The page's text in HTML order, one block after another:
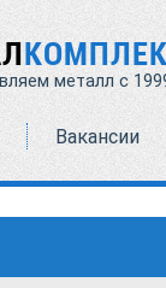
металл с
Вакансии